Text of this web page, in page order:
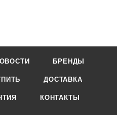
БРЕНДЫ
ДОСТАВКА
КОНТАКТЫ